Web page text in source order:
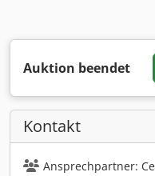
Auktion beendet
Kontakt
Ansprechpartner: